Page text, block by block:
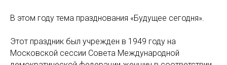
В этом году тема празднования «Будущее сегодня».
Этот праздник был учрежден в 1949 году на
Московской сессии Совета Международной